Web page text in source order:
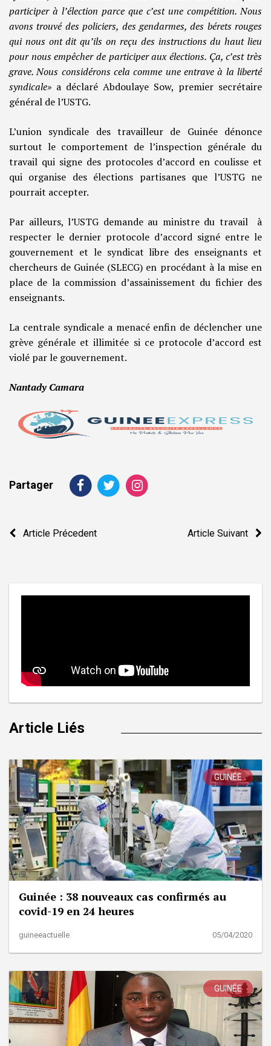
participer à l’élection parce que c’est une compétition. Nous
avons trouvé des policiers, des gendarmes, des bérets rouges
qui nous ont dit qu’ils on reçu des instructions du haut lieu
pour nous empêcher de participer aux élections. Ça, c’est très
grave. Nous considérons cela comme une entrave à la liberté
syndicale» a déclaré Abdoulaye Sow, premier secrétaire
général de l’USTG.
L’union syndicale des travailleur de Guinée dénonce
surtout le comportement de l’inspection générale du
travail qui signe des protocoles d’accord en coulisse et
qui organise des élections partisanes que l’USTG ne
pourrait accepter.
Par ailleurs, l’USTG demande au ministre du travail à
respecter le dernier protocole d’accord signé entre le
gouvernement et le syndicat libre des enseignants et
chercheurs de Guinée (SLECG) en procédant à la mise en
place de la commission d’assainissement du fichier des
enseignants.
La centrale syndicale a menacé enfin de déclencher une
grève générale et illimitée si ce protocole d’accord est
violé par le gouvernement.
Nantady Camara
Partager
Navigation
Article Précedent Article Suivant
Article Liés
GUINÉE
Guinée : 38 nouveaux cas confirmés au
covid-19 en 24 heures
guineeactuelle 05/04/2020
GUINÉE